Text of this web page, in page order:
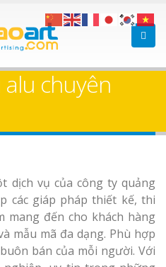
alu chuyên
dịch vụ của công ty quảng
các giáp pháp thiết kế, thi
mang đến cho khách hàng
mẫu mã đa dạng. Phù hợp
bán của mỗi người. Với
tại
Làm bảng
Thi công
cáo Thuận